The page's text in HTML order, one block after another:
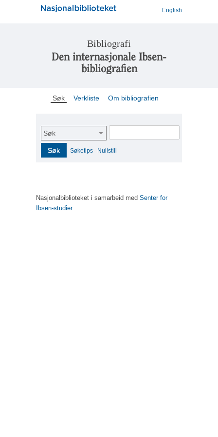
English
Bibliografi
Den internasjonale Ibsen-
bibliografien
Søk Verkliste Om bibliografien
Søk
Søk Søketips Nullstill
Nasjonalbiblioteket i samarbeid med Senter for
Ibsen-studier